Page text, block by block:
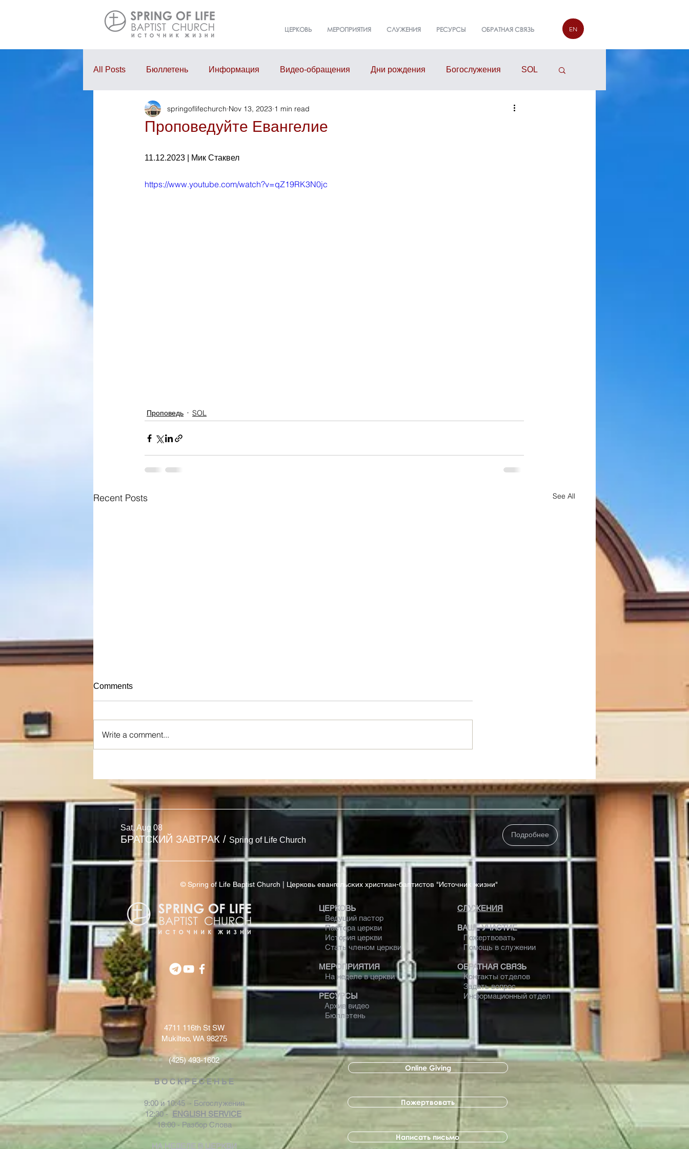
ЦЕРКОВЬ МЕРОПРИЯТИЯ СЛУЖЕНИЯ РЕСУРСЫ ОБРАТНАЯ СВЯЗЬ EN
All Posts Бюллетень Информация Видео-обращения Дни рождения Богослужения SOL
Проповедь Годовой отчёт События Event
Проповедуйте Евангелие
springoflifechurch Nov 13, 2023 1 min read
11.12.2023 | Мик Стаквел
https://www.youtube.com/watch?v=qZ19RK3N0jc
Проповедь SOL
Recent Posts See All
Праведности
Comments
Write a comment...
Sat, Aug 08
БРАТСКИЙ ЗАВТРАК / Spring of Life Church
Подробнее
© Spring of Life Baptist Church | Церковь евангельских христиан-баптистов "Источник жизни"
4711 116th St SW
Mukilteo, WA 98275
(425) 493-1602
В О С К Р Е С Е Н Ь Е
9:00 и 10:45 - Богослужения
12:30 -
ENGLISH SERVICE
18:00 - Разбор Слова
НА НЕДЕЛЕ В ЦЕРКВИ
ЦЕРКОВЬ
Ведущий пастор
Пастора церкви
История церкви
Стать членом церкви
МЕРОПРИЯТИЯ
На неделе в церкви
РЕСУРСЫ
Архив видео
Бюллетень
СЛУЖЕНИЯ
ВАШЕ УЧАСТИЕ
Пожертвовать
Помощь в служении
ОБРАТНАЯ СВЯЗЬ
Контакты отделов
Задать вопрос
Информационный отдел
Online Giving
Пожертвовать
Написать письмо